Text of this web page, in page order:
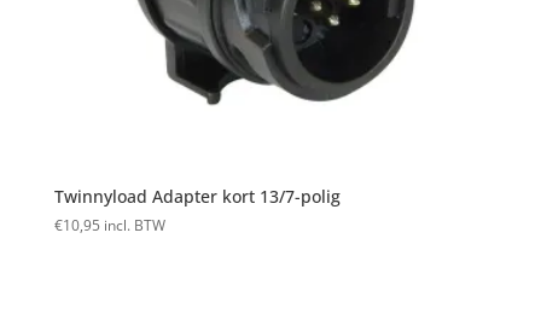
Twinnyload Adapter kort 13/7-polig
€10,95 incl. BTW